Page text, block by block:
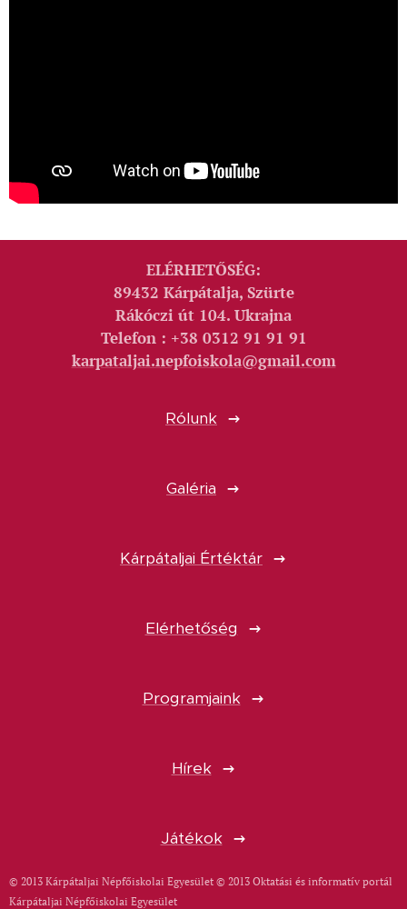
ELÉRHETŐSÉG:
89432 Kárpátalja, Szürte
Rákóczi út 104. Ukrajna
Telefon : +38 0312 91 91 91
karpataljai.nepfoiskola@gmail.com
Rólunk
Galéria
Kárpátaljai Értéktár
Elérhetőség
Programjaink
Hírek
Játékok
© 2013 Kárpátaljai Népfőiskolai Egyesület © 2013 Oktatási és informatív portál
Kárpátaljai Népfőiskolai Egyesület